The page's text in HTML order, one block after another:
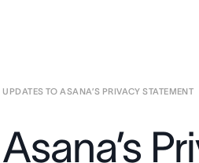
Contactar a Ventas
UPDATES TO ASANA’S PRIVACY STATEMENT